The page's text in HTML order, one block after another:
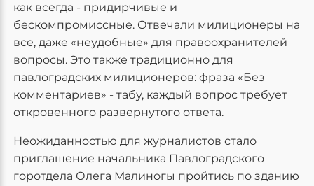
как всегда - придирчивые и
бескомпромиссные. Отвечали милиционеры на
все, даже «неудобные» для правоохранителей
вопросы. Это также традиционно для
павлоградских милиционеров: фраза «Без
комментариев» - табу, каждый вопрос требует
откровенного развернутого ответа.
Неожиданностью для журналистов стало
приглашение начальника Павлоградского
горотдела Олега Малиногы пройтись по зданию